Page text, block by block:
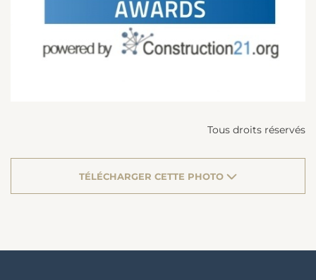
Tous droits réservés
TÉLÉCHARGER CETTE PHOTO